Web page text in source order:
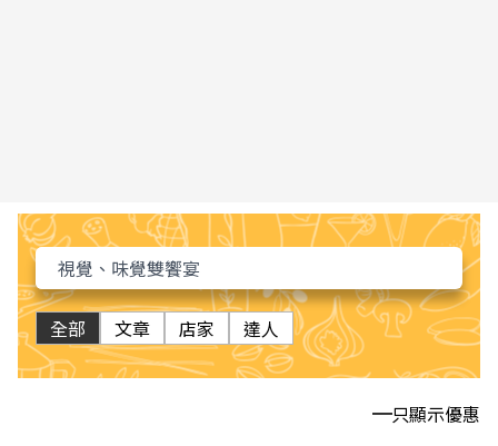
全部 文章 店家 達人
只顯示優惠